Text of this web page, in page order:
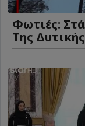
Φωτιές:
Της